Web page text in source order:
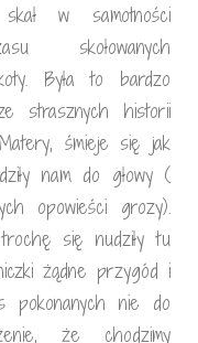
w samotności
skołowanych
Była to bardzo
strasznych historii
śmieje się jak
nam do głowy (
opowieści grozy).
się nudziły tu
żądne przygód i
pokonanych nie do
że chodzimy